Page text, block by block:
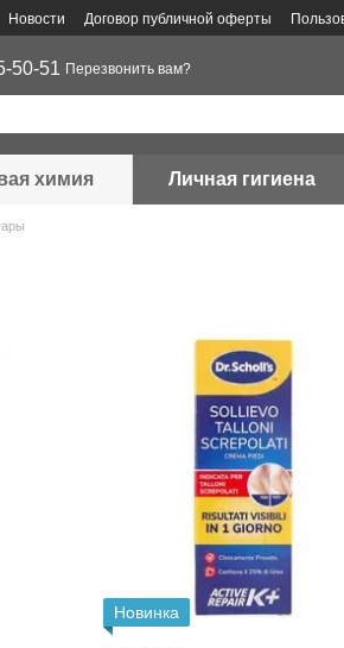
Новости Договор публичной оферты
50-51 Перезвонить вам?
химия Личная гигиена
Новинка